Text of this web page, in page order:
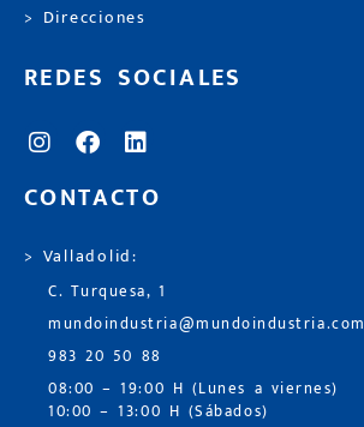
> Direcciones
REDES SOCIALES
CONTACTO
> Valladolid:
C. Turquesa, 1
mundoindustria@mundoindustria.com
983 20 50 88
08:00 – 19:00 H (Lunes a viernes)
10:00 – 13:00 H (Sábados)